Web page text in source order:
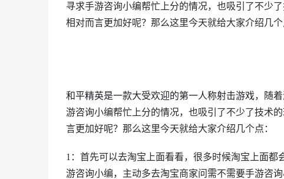
寻求手游咨询小编帮忙上分的情况，也吸引了不少
相对而言更加好呢？那么这里今天就给大家介绍几
和平精英是一款大受欢迎的第一人称射击游戏，随
游咨询小编帮忙上分的情况，也吸引了不少了技术
言更加好呢？那么这里今天就给大家介绍几个点：
1：首先可以去淘宝上面看看，很多时候淘宝上面
游咨询小编，主动多去淘宝商家问需不需要手游咨